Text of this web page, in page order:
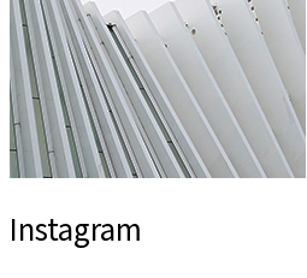
Instagram